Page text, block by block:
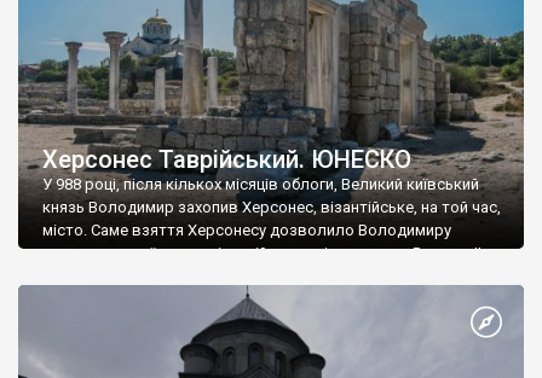
Херсонес Таврійський. ЮНЕСКО
У 988 році, після кількох місяців облоги, Великий київський
князь Володимир захопив Херсонес, візантійське, на той час,
місто. Саме взяття Херсонесу дозволило Володимиру
диктувати свої умови візантійському імператору Василю ІІ, та
Херсонесі Володимир-язичник, став Василем-християнином.
А потім було Хрещення Русі. На честь Херсонесу Таврійського